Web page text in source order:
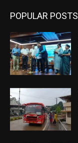
POPULAR POSTS